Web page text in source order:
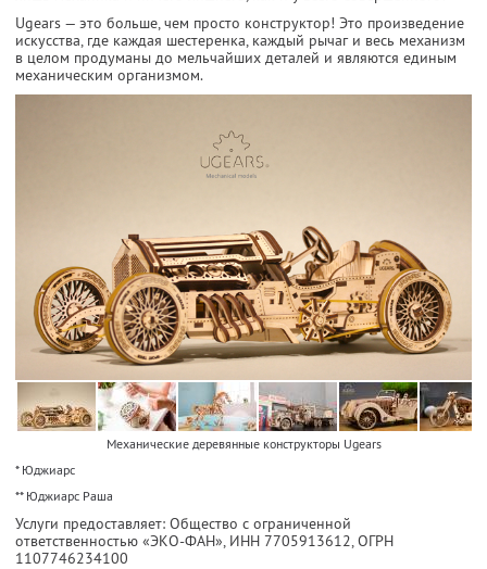
Ugears — это больше, чем просто конструктор! Это произведение
искусства, где каждая шестеренка, каждый рычаг и весь механизм
в целом продуманы до мельчайших деталей и являются единым
механическим организмом.
Mеханические деревянные конструкторы Ugears
* Юджиарс
** Юджиарс Раша
Услуги предоставляет: Общество с ограниченной
ответственностью «ЭКО-ФАН», ИНН 7705913612, ОГРН
1107746234100